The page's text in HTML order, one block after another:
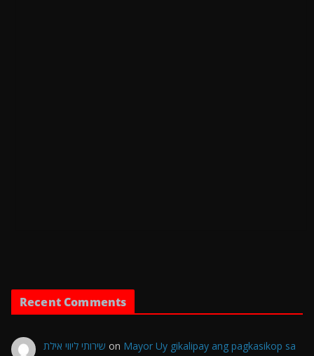
Recent Comments
שירותי ליווי אילת on Mayor Uy gikalipay ang pagkasikop sa